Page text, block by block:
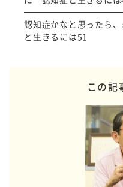
認知症かなと思ったら
と生きるには51
この記